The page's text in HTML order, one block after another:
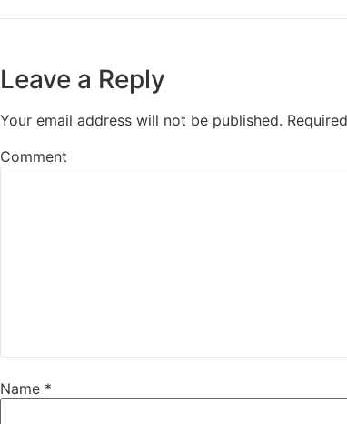
Leave a Reply
Your email address will not be published.
Comment
Name *